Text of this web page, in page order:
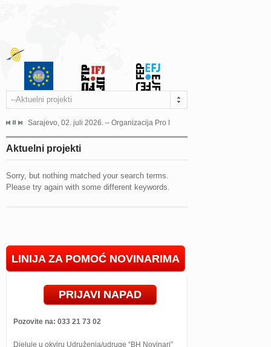
--Aktuelni projekti
Grada Sarajeva povodom Dana Sarajeva dugogodišnjoj...
Sarajevo, 02. juli 2026. – Organizacija Pro Educa juče je uspješno
Aktuelni projekti
Sorry, but nothing matched your search terms.
Please try again with some different keywords.
LINIJA ZA POMOĆ NOVINARIMA
PRIJAVI NAPAD
Pozovite na: 033 21 73 02
Djeluje u okviru Udruženja/udruge “BH Novinari”